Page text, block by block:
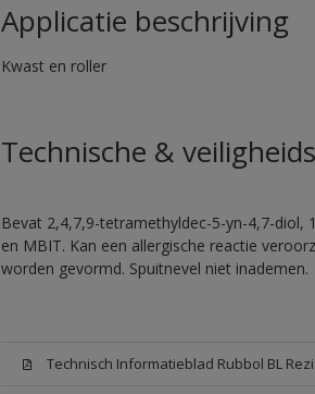
Applicatie beschrijving
Kwast en roller
Technische &
Bevat 2,4,7,9-tetramethyldec-5-yn-4,7-
en MBIT. Kan een allergische reactie
worden gevormd. Spuitnevel niet inademen.
Technisch Informatieblad Rubbol BL